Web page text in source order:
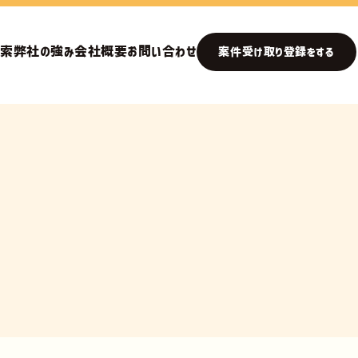
弊社の強み会社概要お問い合わせ 案件受け取り登録をする